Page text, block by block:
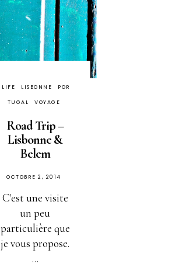
LIFE LISBONNE POR
TUGAL VOYAGE
Road Trip –
Lisbonne &
Belem
PUBLIÉ
OCTOBRE 2, 2014
C'est une visite
un peu
particulière que
je vous propose.
...